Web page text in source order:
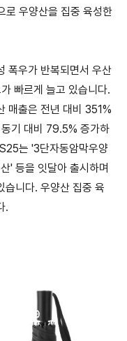
로 우양산을 집중 육성한
폭우가 반복되면서 우산
빠르게 늘고 있습니다.
매출은 전년 대비 351%
기 대비 79.5% 증가하
는 '3단자동암막우양
' 등을 잇달아 출시하며
습니다. 우양산 집중 육
.